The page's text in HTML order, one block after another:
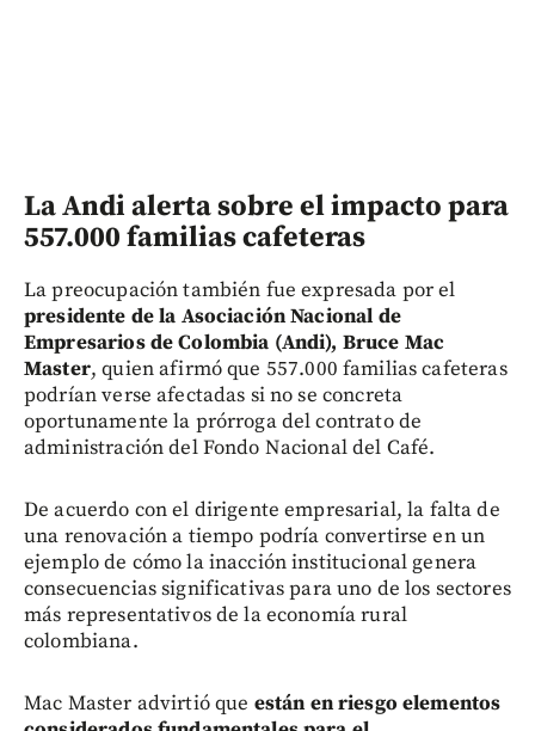
La Andi alerta sobre el impacto para
557.000 familias cafeteras
La preocupación también fue expresada por el
presidente de la Asociación Nacional de
Empresarios de Colombia (Andi), Bruce Mac
Master, quien afirmó que 557.000 familias cafeteras
podrían verse afectadas si no se concreta
oportunamente la prórroga del contrato de
administración del Fondo Nacional del Café.
De acuerdo con el dirigente empresarial, la falta de
una renovación a tiempo podría convertirse en un
ejemplo de cómo la inacción institucional genera
consecuencias significativas para uno de los sectores
más representativos de la economía rural
colombiana.
Mac Master advirtió que están en riesgo elementos